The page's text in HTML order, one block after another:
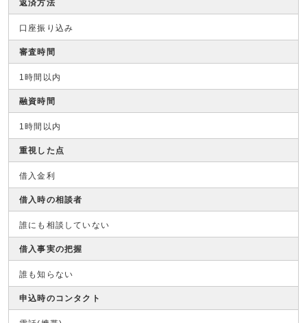
返済方法
口座振り込み
審査時間
1時間以内
融資時間
1時間以内
重視した点
借入金利
借入時の相談者
誰にも相談していない
借入事実の把握
誰も知らない
申込時のコンタクト